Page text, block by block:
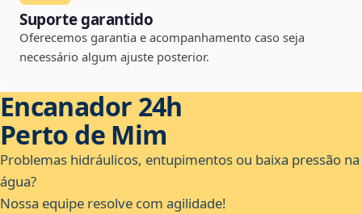
Suporte garantido
Oferecemos garantia e acompanhamento caso seja
necessário algum ajuste posterior.
Encanador 24h
Perto de Mim
Problemas hidráulicos, entupimentos ou baixa pressão na
água?
Nossa equipe resolve com agilidade!